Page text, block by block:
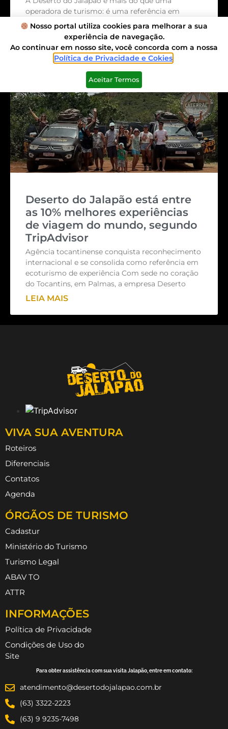
operadora de turismo: é uma referência em
excelência, hospitalidade e cuidado com cada
viajante. Não à
LEIA MAIS
Deserto do Jalapão está entre
as 10% melhores experiências
de viagem do mundo, segundo
TripAdvisor
Agência tocantinense conquista reconhecimento
internacional e se consolida como referência em
ecoturismo de experiência Com sede no coração
do Tocantins, em Palmas, a empresa Deserto
LEIA MAIS
VIVA SUA AVENTURA
Roteiros
Diferenciais
Contatos
Agenda
ÓRGÃOS DE TURISMO
Cadastur
Ministério do Turismo
Turismo Legal
ABAV TO
ATTR
INFORMAÇÕES
Política de Privacidade
Condições de Uso do
Site
Para obter assistência com sua visita Jalapão, entre em contato:
atendimento@desertodojalapao.com.br
(63) 3322-2223
(63) 9 9235-7498
Nosso portal utiliza cookies para melhorar a sua
experiência de navegação.
Ao continuar em nosso site, você concorda com a nossa
Política de Privacidade e Cokies
Aceitar Termos